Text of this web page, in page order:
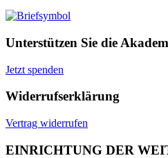
Unterstützen Sie die
Jetzt spenden
Widerrufserklärung
Vertrag widerrufen
EINRICHTUNG DER